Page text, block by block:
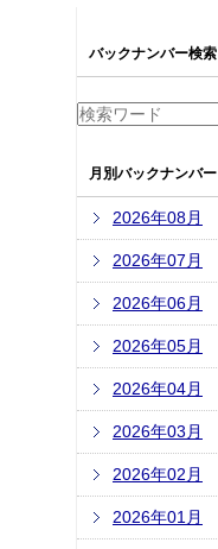
バックナンバー検索
月別バックナンバー
2026年08月
2026年07月
2026年06月
2026年05月
2026年04月
2026年03月
2026年02月
2026年01月